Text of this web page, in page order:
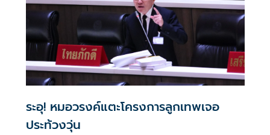
ระอุ! หมอวรงค์แตะโครงการลูกเทพเจอ
ประท้วงวุ่น